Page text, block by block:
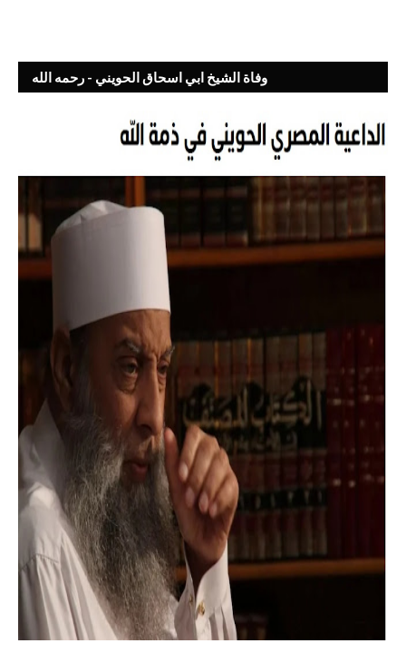
وفاة الشيخ ابي اسحاق الحويني - رحمه الله